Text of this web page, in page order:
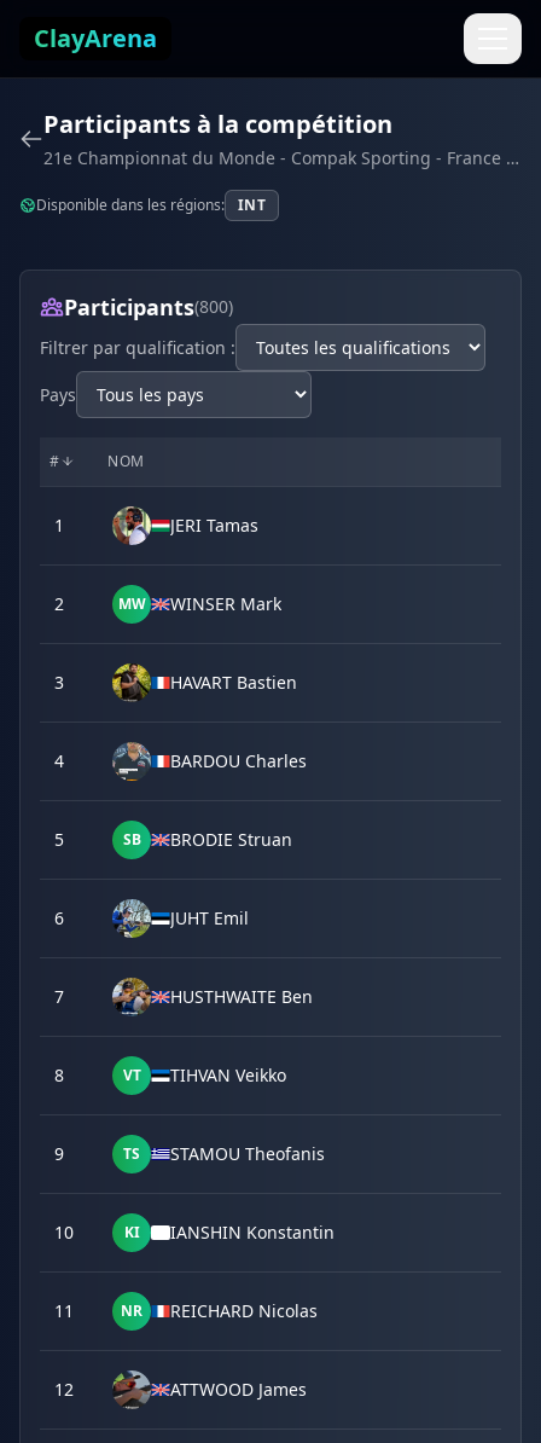
ClayArena
Participants à la compétition
21e Championnat du Monde - Compak Sporting - France (août 2025)
Disponible dans les régions: INT
Participants(800)
Filtrer par qualification :
Pays
# NOM
1 JERI Tamas
2 MW WINSER Mark
3 HAVART Bastien
4 BARDOU Charles
5 SB BRODIE Struan
6 JUHT Emil
7 HUSTHWAITE Ben
8 VT TIHVAN Veikko
9 TS STAMOU Theofanis
10 KI IANSHIN Konstantin
11 NR REICHARD Nicolas
12 ATTWOOD James